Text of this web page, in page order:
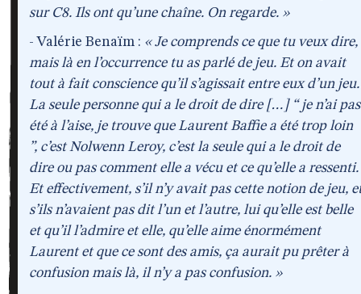
sur C8. Ils ont qu’une chaîne. On regarde. »
- Valérie Benaïm : « Je comprends ce que tu veux dire,
mais là en l’occurrence tu as parlé de jeu. Et on avait
tout à fait conscience qu’il s’agissait entre eux d’un jeu.
La seule personne qui a le droit de dire […] “ je n’ai pas
été à l’aise, je trouve que Laurent Baffie a été trop loin
”, c’est Nolwenn Leroy, c’est la seule qui a le droit de
dire ou pas comment elle a vécu et ce qu’elle a ressenti.
Et effectivement, s’il n’y avait pas cette notion de jeu,
s’ils n’avaient pas dit l’un et l’autre, lui qu’elle est belle
et qu’il l’admire et elle, qu’elle aime énormément
Laurent et que ce sont des amis, ça aurait pu prêter à
confusion mais là, il n’y a pas confusion. »